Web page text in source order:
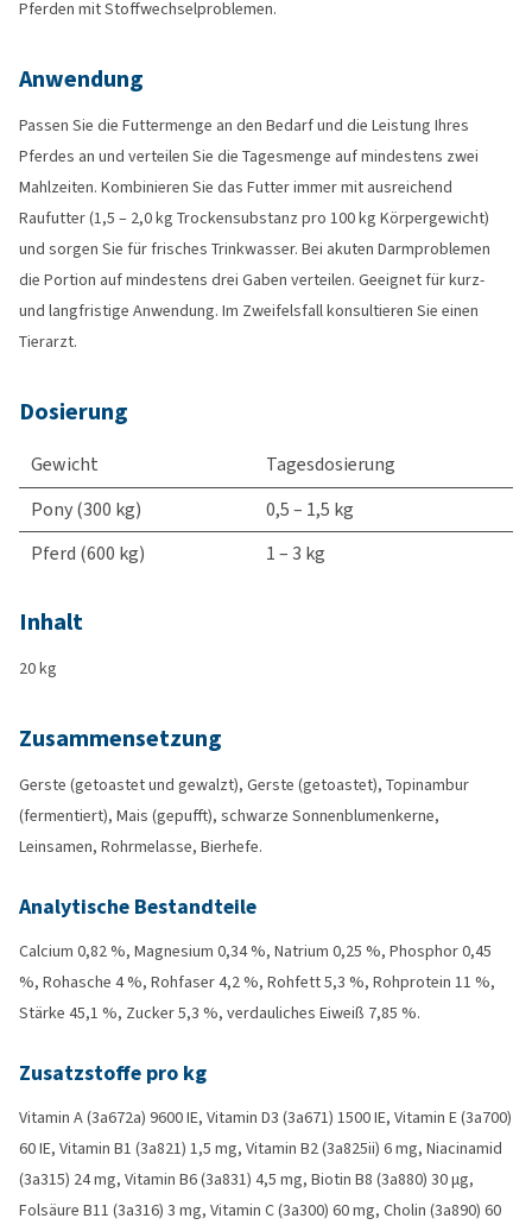
Pferden mit Stoffwechselproblemen.
Anwendung
Passen Sie die Futtermenge an den Bedarf und die Leistung Ihres
Pferdes an und verteilen Sie die Tagesmenge auf mindestens zwei
Mahlzeiten. Kombinieren Sie das Futter immer mit ausreichend
Raufutter (1,5 – 2,0 kg Trockensubstanz pro 100 kg Körpergewicht)
und sorgen Sie für frisches Trinkwasser. Bei akuten Darmproblemen
die Portion auf mindestens drei Gaben verteilen. Geeignet für kurz-
und langfristige Anwendung. Im Zweifelsfall konsultieren Sie einen
Tierarzt.
Dosierung
Gewicht
Tagesdosierung
Pony (300 kg)
0,5 – 1,5 kg
Pferd (600 kg)
1 – 3 kg
Inhalt
20 kg
Zusammensetzung
Gerste (getoastet und gewalzt), Gerste (getoastet), Topinambur
(fermentiert), Mais (gepufft), schwarze Sonnenblumenkerne,
Leinsamen, Rohrmelasse, Bierhefe.
Analytische Bestandteile
Calcium 0,82 %, Magnesium 0,34 %, Natrium 0,25 %, Phosphor 0,45
%, Rohasche 4 %, Rohfaser 4,2 %, Rohfett 5,3 %, Rohprotein 11 %,
Stärke 45,1 %, Zucker 5,3 %, verdauliches Eiweiß 7,85 %.
Zusatzstoffe pro kg
Vitamin A (3a672a) 9600 IE, Vitamin D3 (3a671) 1500 IE, Vitamin E (3a700)
60 IE, Vitamin B1 (3a821) 1,5 mg, Vitamin B2 (3a825ii) 6 mg, Niacinamid
(3a315) 24 mg, Vitamin B6 (3a831) 4,5 mg, Biotin B8 (3a880) 30 µg,
Folsäure B11 (3a316) 3 mg, Vitamin C (3a300) 60 mg, Cholin (3a890) 60